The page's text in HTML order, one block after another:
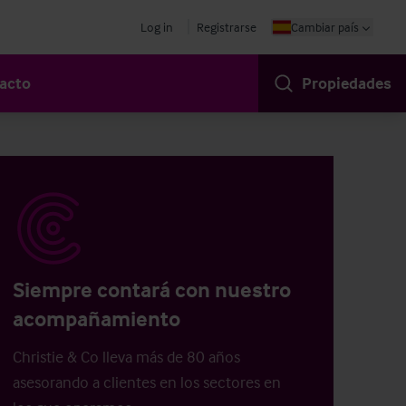
Log in Registrarse Cambiar país
Propiedades
Siempre contará con nuestro
acompañamiento
Christie & Co lleva más de 80 años
asesorando a clientes en los sectores en